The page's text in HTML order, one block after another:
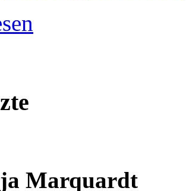
Marquardt